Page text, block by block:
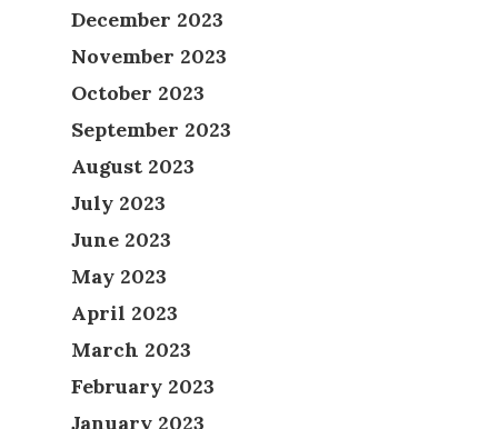
December 2023
November 2023
October 2023
September 2023
August 2023
July 2023
June 2023
May 2023
April 2023
March 2023
February 2023
January 2023